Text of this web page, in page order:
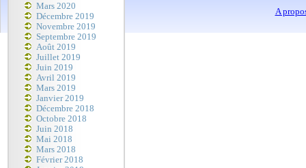
Mars 2020
Décembre 2019
Novembre 2019
Septembre 2019
Août 2019
Juillet 2019
Juin 2019
Avril 2019
Mars 2019
Janvier 2019
Décembre 2018
Octobre 2018
Juin 2018
Mai 2018
Mars 2018
Février 2018
A